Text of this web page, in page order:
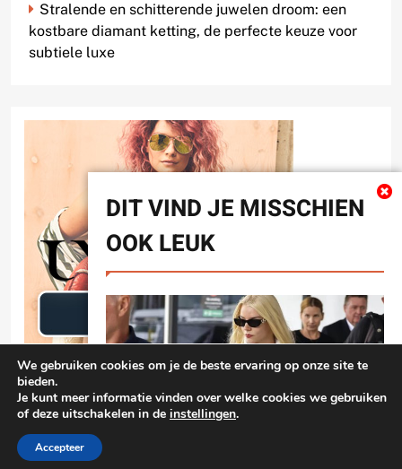
DIT VIND JE MISSCHIEN
OOK LEUK
Stralende en schitterende juwelen droom: een
kostbare diamant ketting, de perfecte keuze voor
subtiele luxe
damen-mode.net 2026 |
We gebruiken cookies om je de beste ervaring op onze site te
bieden.
Je kunt meer informatie vinden over welke cookies we gebruiken
of deze uitschakelen in de instellingen.
Accepteer